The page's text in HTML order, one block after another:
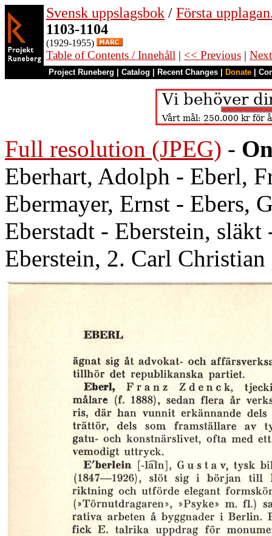
Svensk uppslagsbok / Första
1103-1104
(1929-1955)
Table of Contents / Innehåll | << Previous |
Project Runeberg Catalog Recent Changes Donate
Full resolution (JPEG) -
Eberhart, Adolph - Eberl,
Ebermayer, Ernst - Ebers,
Eberstadt - Eberstein,
Eberstein, 2. Carl